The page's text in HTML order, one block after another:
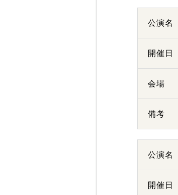
公演名
開催日
会場
備考
公演名
開催日